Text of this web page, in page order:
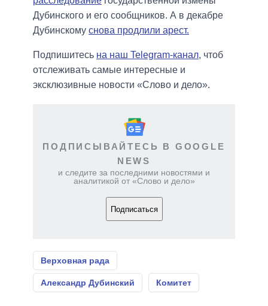
Дубинского и его сообщников. А в декабре
Дубинскому снова продлили арест.
Подпишитесь на наш Telegram-канал, чтоб
отслеживать самые интересные и
эксклюзивные новости «Слово и дело».
ПОДПИСЫВАЙТЕСЬ В GOOGLE
NEWS
и следите за последними новостями и
аналитикой от «Слово и дело»
Подписаться
Верховная рада
Александр Дубинский Комитет